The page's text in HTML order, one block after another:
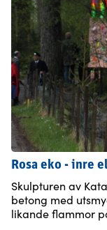
Rosa eko - inre
Skulpturen av
betong med
likande flammor